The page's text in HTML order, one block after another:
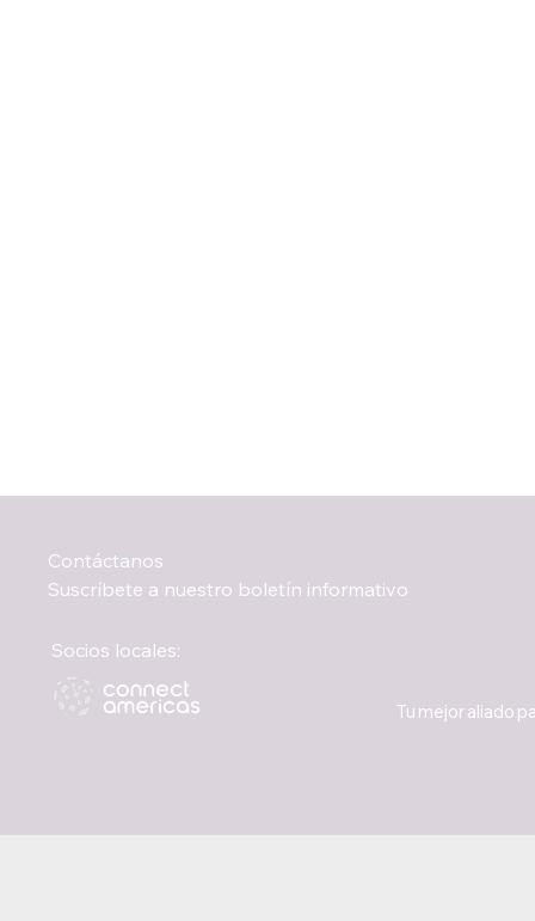
Contáctanos
Suscríbete a nuestro boletín informativo
Socios locales:
Tu mejor aliado